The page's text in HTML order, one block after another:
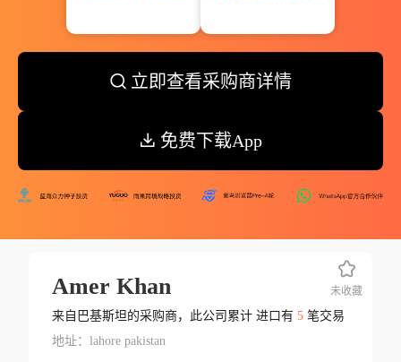
立即查看采购商详情
免费下载App
Amer Khan
来自巴基斯坦的采购商，此公司累计 进口有 5笔交易
地址：lahore pakistan
未收藏